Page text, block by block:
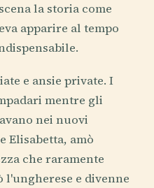
la storia come
apparire al tempo
e ansie private. I
mentre gli
nei nuovi
Elisabetta, amò
che raramente
l'ungherese e divenne